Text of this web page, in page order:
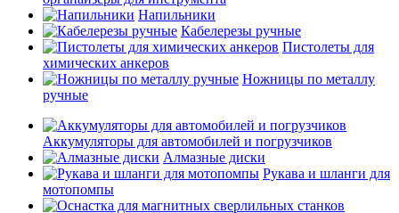
Напильники
Кабелерезы ручные
Пистолеты для
химических анкеров
Ножницы по металлу
ручные
Аккумуляторы для автомобилей и погрузчиков
Алмазные диски
Рукава и шланги для
мотопомпы